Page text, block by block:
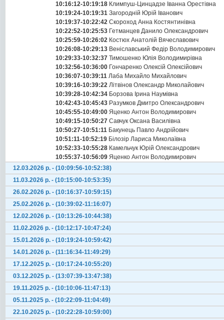
10:16:12-10:19:18 Климпуш-Цинцадзе Іванна Орестівна
10:19:24-10:19:31 Загородній Юрій Іванович
10:19:37-10:22:42 Скороход Анна Костянтинівна
10:22:52-10:25:53 Гетманцев Данило Олександрович
10:25:59-10:26:02 Костюх Анатолій Вячеславович
10:26:08-10:29:13 Веніславський Федір Володимирович
10:29:33-10:32:37 Тимошенко Юлія Володимирівна
10:32:56-10:36:00 Гончаренко Олексій Олексійович
10:36:07-10:39:11 Лаба Михайло Михайлович
10:39:16-10:39:22 Літвінов Олександр Миколайович
10:39:28-10:42:34 Борзова Ірина Наумівна
10:42:43-10:45:43 Разумков Дмитро Олександрович
10:45:55-10:49:00 Яценко Антон Володимирович
10:49:15-10:50:27 Савчук Оксана Василівна
10:50:27-10:51:11 Бакунець Павло Андрійович
10:51:11-10:52:19 Білозір Лариса Миколаївна
10:52:33-10:55:28 Камельчук Юрій Олександрович
10:55:37-10:56:09 Яценко Антон Володимирович
12.03.2026 р. - (10:09:56-10:52:38)
11.03.2026 р. - (10:15:00-10:53:35)
26.02.2026 р. - (10:16:37-10:59:15)
25.02.2026 р. - (10:39:02-11:16:07)
12.02.2026 р. - (10:13:26-10:44:38)
11.02.2026 р. - (10:12:17-10:47:24)
15.01.2026 р. - (10:19:24-10:59:42)
14.01.2026 р. - (11:16:34-11:49:29)
17.12.2025 р. - (10:17:24-10:55:20)
03.12.2025 р. - (13:07:39-13:47:38)
19.11.2025 р. - (10:10:06-11:47:13)
05.11.2025 р. - (10:22:09-11:04:49)
22.10.2025 р. - (10:22:28-10:59:00)